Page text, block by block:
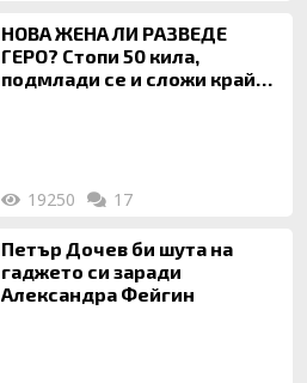
НОВА ЖЕНА ЛИ РАЗВЕДЕ
ГЕРО? Стопи 50 кила,
подмлади се и сложи край
19250 17
Петър Дочев би шута на
гаджето си заради
Александра Фейгин